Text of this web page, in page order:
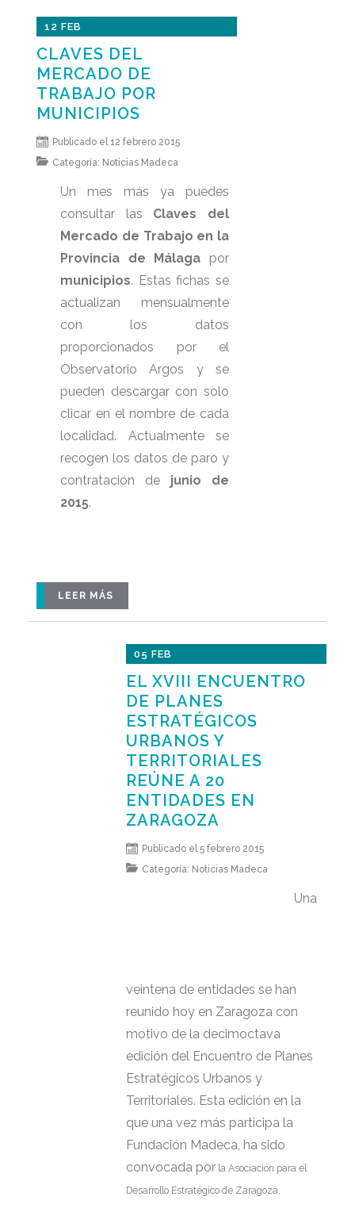
12 FEB
CLAVES DEL
MERCADO DE
TRABAJO POR
MUNICIPIOS
Publicado el 12 febrero 2015
Categoría: Noticias Madeca
Un mes más ya puedes
consultar las Claves del
Mercado de Trabajo en la
Provincia de Málaga por
municipios. Estas fichas se
actualizan mensualmente
con los datos
proporcionados por el
Observatorio Argos y se
pueden descargar con solo
clicar en el nombre de cada
localidad. Actualmente se
recogen los datos de paro y
contratación de junio de
2015.
LEER MÁS
05 FEB
EL XVIII ENCUENTRO
DE PLANES
ESTRATÉGICOS
URBANOS Y
TERRITORIALES
REÚNE A 20
ENTIDADES EN
ZARAGOZA
Publicado el 5 febrero 2015
Categoría: Noticias Madeca
Una
veintena de entidades se han
reunido hoy en Zaragoza con
motivo de la decimoctava
edición del Encuentro de Planes
Estratégicos Urbanos y
Territoriales. Esta edición en la
que una vez más participa la
Fundación Madeca, ha sido
convocada porla Asociación para el
Desarrollo Estratégico de Zaragoza,